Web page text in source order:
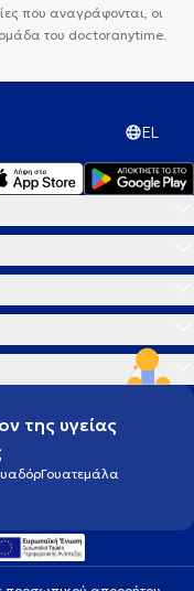
που αναγράφονται, οι
ομάδα του doctoranytime.
EL
της υγείας
Γουατεμάλα